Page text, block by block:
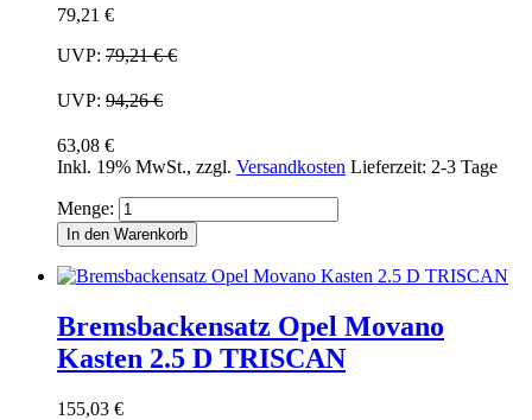
79,21 €
UVP: 79,21 €€
UVP: 94,26 €
63,08 €
Inkl. 19% MwSt., zzgl. Versandkosten Lieferzeit: 2-3 Tage
Menge:
In den Warenkorb
Bremsbackensatz Opel Movano
Kasten 2.5 D TRISCAN
155,03 €